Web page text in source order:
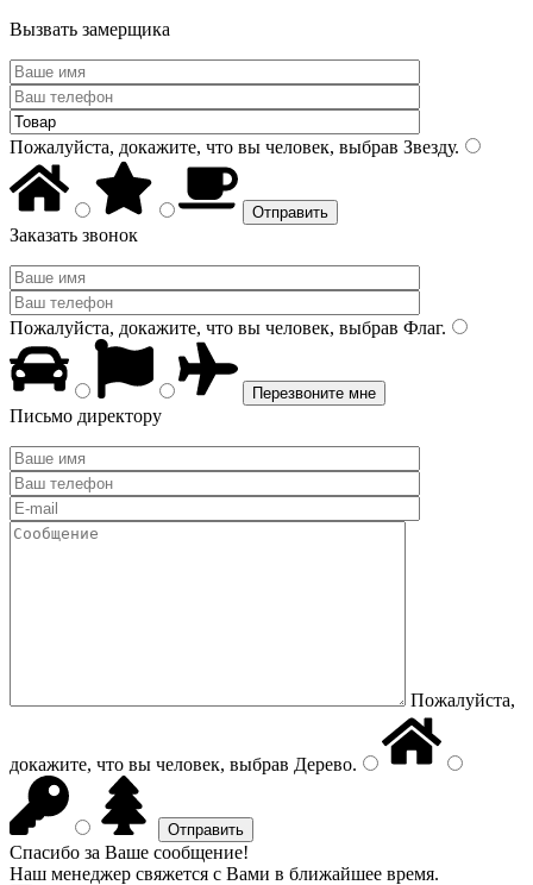
Вызвать замерщика
Пожалуйста, докажите, что вы человек, выбрав Звезду.
Заказать звонок
Пожалуйста, докажите, что вы человек, выбрав Флаг.
Письмо директору
Пожалуйста,
докажите, что вы человек, выбрав Дерево.
Спасибо за Ваше сообщение!
Наш менеджер свяжется с Вами в ближайшее время.